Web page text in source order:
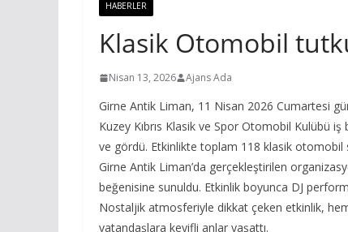
HABERLER
Klasik Otomobil
Nisan 13, 2026 Ajans Ada
Girne Antik Liman, 11 Nisan 2026 Cumartesi
Kuzey Kıbrıs Klasik ve Spor Otomobil Kulübü
ve gördü. Etkinlikte toplam 118 klasik otomobil
Girne Antik Liman’da gerçekleştirilen
beğenisine sunuldu. Etkinlik boyunca DJ
Nostaljik atmosferiyle dikkat çeken etkinlik,
vatandaşlara keyifli anlar yaşattı.